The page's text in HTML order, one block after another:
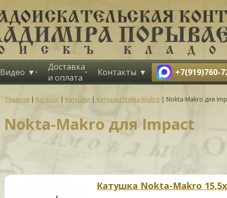
Видео
Доставка
и оплата
Контакты +7(919)760-
Главная | Каталог | Катушки | Катушки Nokta-Makro | Nokta-Makro для
Nokta-Makro для Impact
Катушка Nokta-Makro